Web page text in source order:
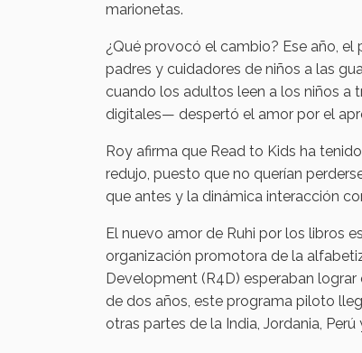
marionetas.
¿Qué provocó el cambio? Ese año,
padres y cuidadores de niños a las
cuando los adultos leen a los niños a
digitales— despertó el amor por el
Roy afirma que Read to Kids ha
redujo, puesto que no querían
que antes y la dinámica interacción
El nuevo amor de Ruhi por los libros
organización promotora de la
Development (R4D) esperaban
de dos años, este programa piloto
otras partes de la India, Jordania,